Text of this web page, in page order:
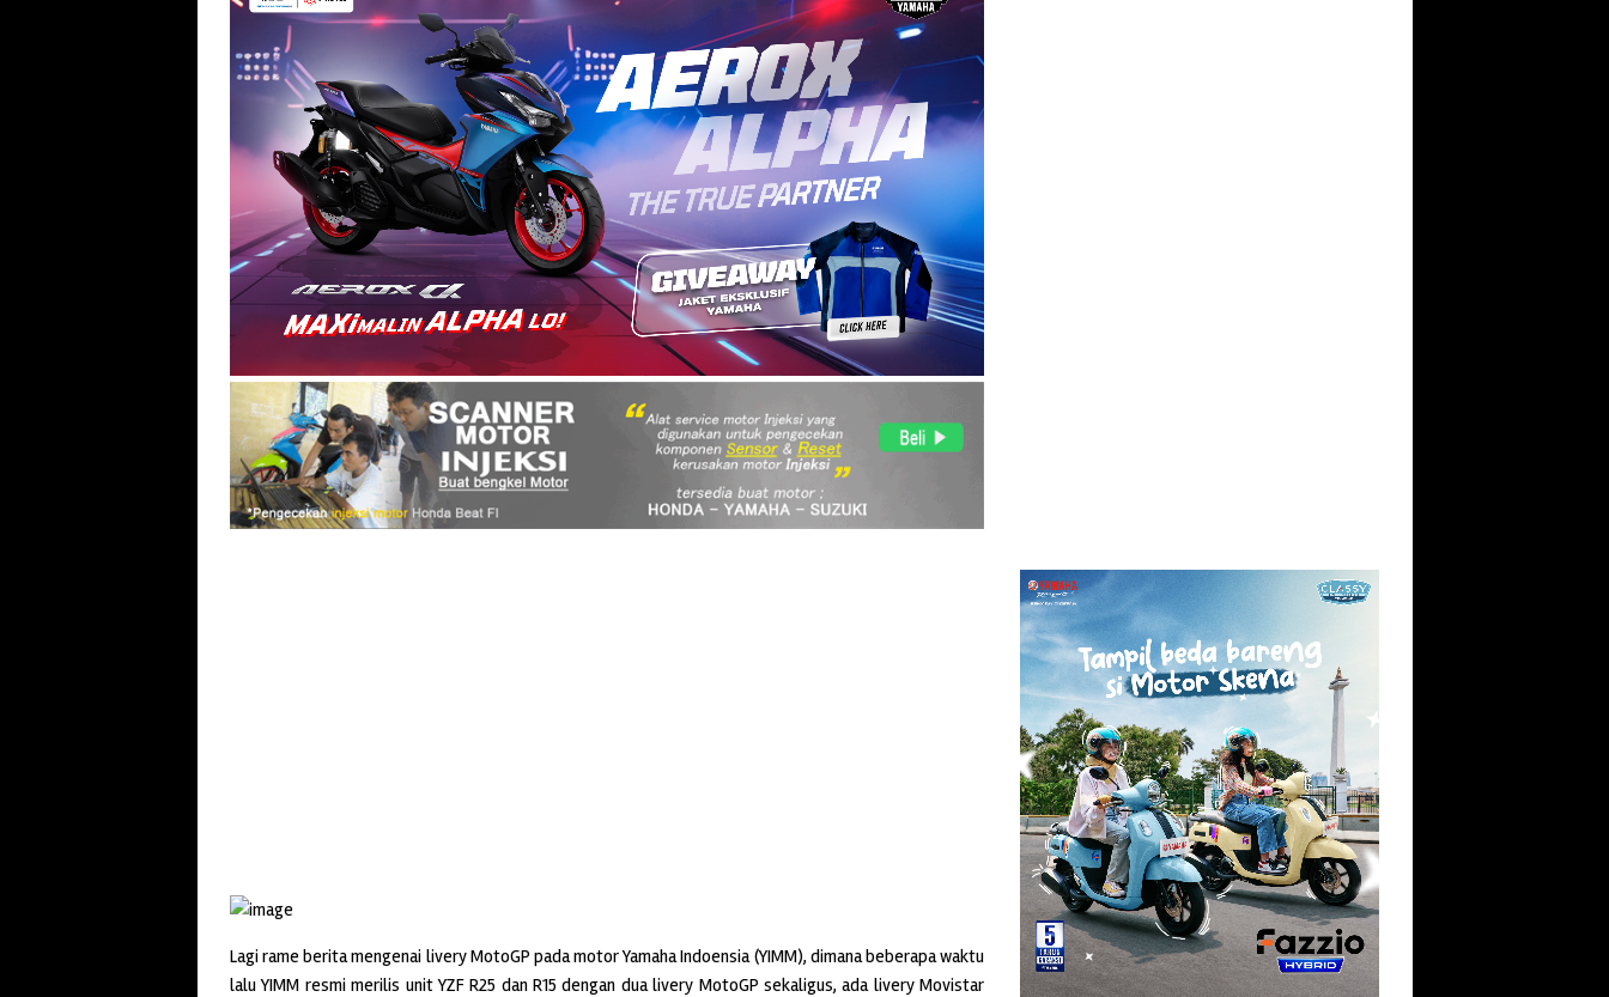
Lagi rame berita mengenai livery MotoGP pada motor Yamaha Indoensia (YIMM), dimana beberapa waktu
lalu YIMM resmi merilis unit YZF R25 dan R15 dengan dua livery MotoGP sekaligus, ada livery Movistar